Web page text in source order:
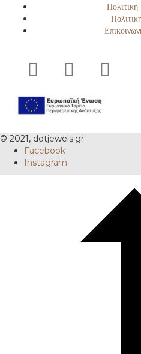
© 2021, dotjewels.gr
Facebook
Instagram